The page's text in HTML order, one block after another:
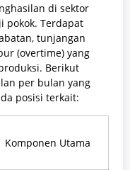
di sektor
pokok. Terdapat
tunjangan
(overtime) yang
Berikut
per bulan yang
posisi terkait:
Komponen Utama